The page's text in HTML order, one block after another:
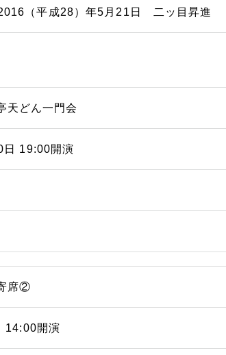
2016（平成28）年5月21日 二ッ目昇進
どん一門会
日 19:00開演
席②
14:00開演